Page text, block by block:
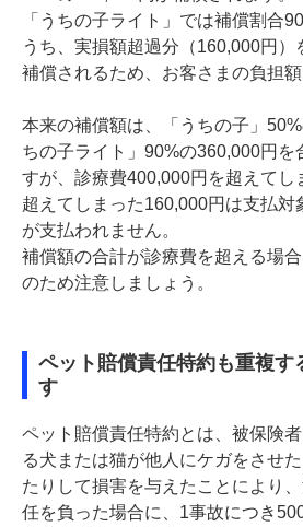
「うちの子ライト」では補償割合
うち、実損額超過分（160,000円
補償されるため、お客さまの負担額
本来の補償額は、「うちの子」
ちの子ライト」90%の360,000円を
すが、診療費400,000円を超えてし
超えてしまった160,000円は支払対
が支払われません。
補償額の合計が診療費を超える場
のため注意しましょう。
ペット賠償責任特約も重複す
す
ペット賠償責任特約とは、被保険
る犬または猫が他人にケガをさせ
たりして損害を与えたことにより
任を負った場合に、1事故につき